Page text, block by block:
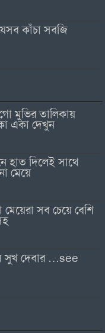
কাঁচা সবজি
মুভির তালিকায়
একা দেখুন
হাত দিলেই সাথে
মেয়ে
সব চেয়ে বেশি
সুখ দেবার …see